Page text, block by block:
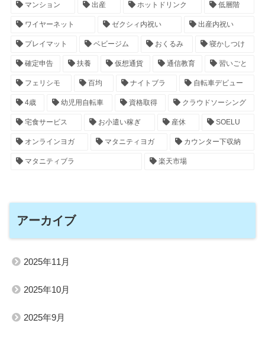
マンション 出産 ホットドリンク 低層階
ワイヤーネット ゼクシィ内祝い 出産内祝い
プレイマット ベビージム おくるみ 寝かしつけ
確定申告 扶養 仮想通貨 通信教育 習いごと
フェリシモ 百均 ナイトブラ 自転車デビュー
4歳 幼児用自転車 資格取得 クラウドソーシング
宅食サービス お小遣い稼ぎ 産休 SOELU
オンラインヨガ マタニティヨガ カウンター下収納
マタニティブラ 楽天市場
アーカイブ
2025年11月
2025年10月
2025年9月